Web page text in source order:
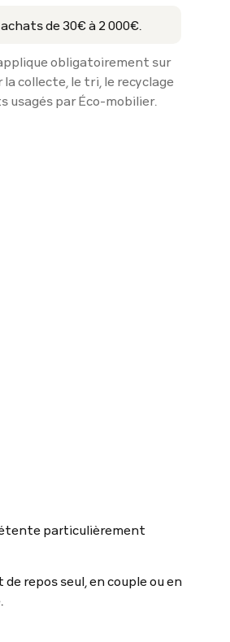
de 30€ à 2 000€.
obligatoirement sur
collecte, le tri, le recyclage
usagés par Éco-mobilier.
particulièrement
repos seul, en couple ou en